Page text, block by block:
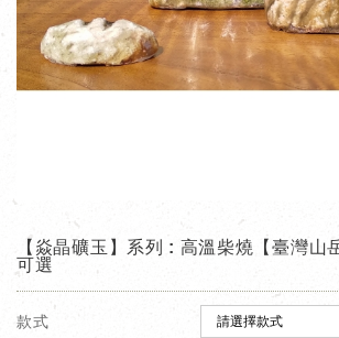
【焱晶礦玉】系列 : 高溫柴燒【臺灣山
可選
款式